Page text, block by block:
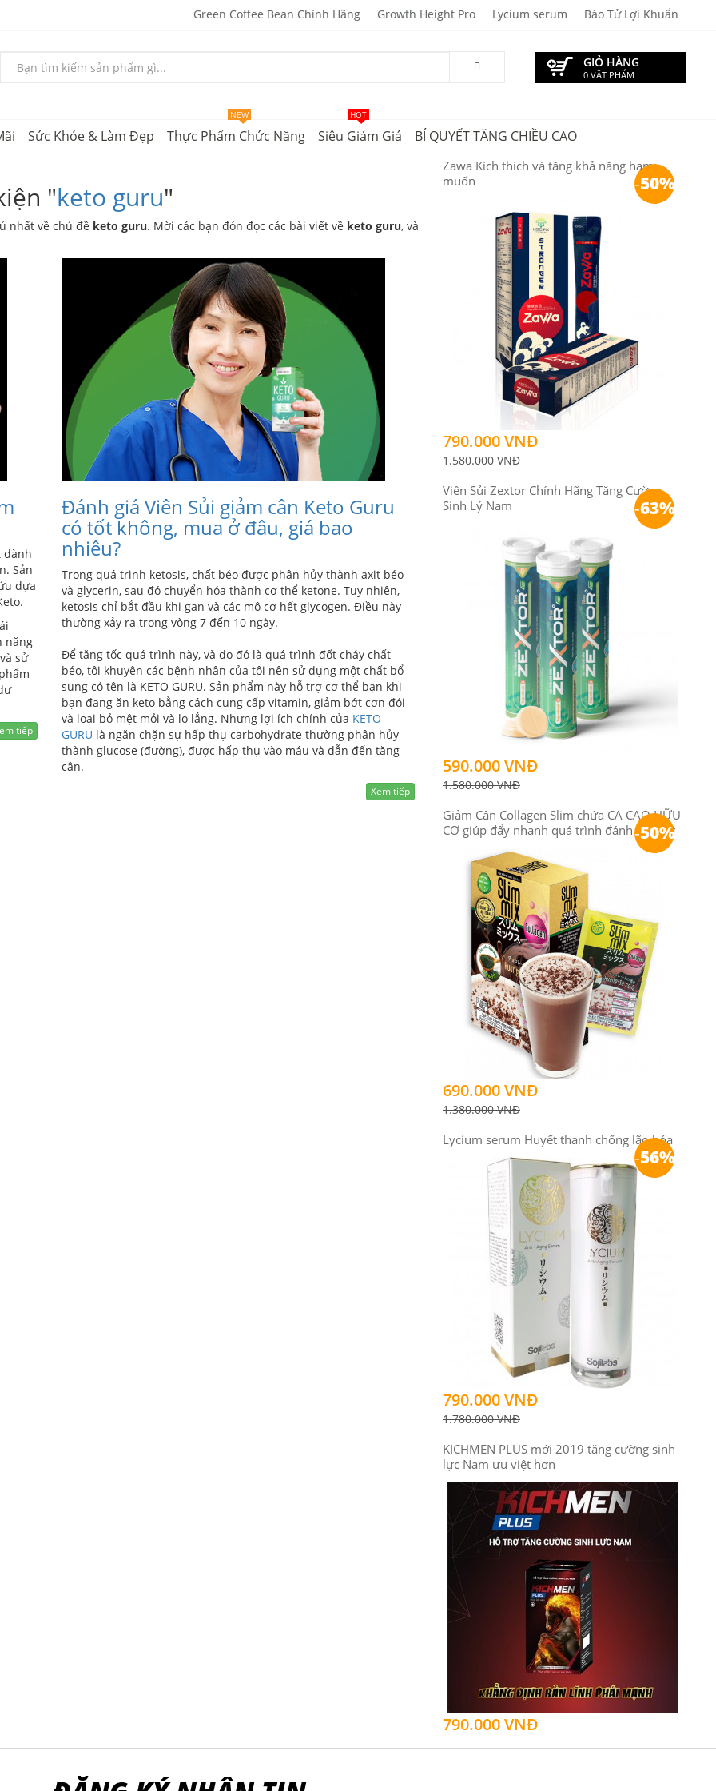
Green Coffee Bean Chính Hãng Growth Height Pro Lycium serum Bào Tử Lợi Khuẩn
GIỎ HÀNG
0 VẬT PHẨM
Sức Khỏe & Làm Đẹp Thực Phẩm Chức Năng
NEW
Siêu Giảm Giá
HOT
BÍ QUYẾT TĂNG CHIỀU CAO
"keto guru"
nhất về chủ đề keto guru. Mời các bạn đón đọc các bài viết về keto guru, và
dành
Sản
dựa
năng
sử
tiếp
Đánh giá Viên Sủi giảm cân Keto Guru
có tốt không, mua ở đâu, giá bao
nhiêu?
Trong quá trình ketosis, chất béo được phân hủy thành axit béo
và glycerin, sau đó chuyển hóa thành cơ thể ketone. Tuy nhiên,
ketosis chỉ bắt đầu khi gan và các mô cơ hết glycogen. Điều này
thường xảy ra trong vòng 7 đến 10 ngày.
Để tăng tốc quá trình này, và do đó là quá trình đốt cháy chất
béo, tôi khuyên các bệnh nhân của tôi nên sử dụng một chất bổ
sung có tên là KETO GURU. Sản phẩm này hỗ trợ cơ thể bạn khi
bạn đang ăn keto bằng cách cung cấp vitamin, giảm bớt cơn đói
và loại bỏ mệt mỏi và lo lắng. Nhưng lợi ích chính của KETO
GURU là ngăn chặn sự hấp thụ carbohydrate thường phân hủy
thành glucose (đường), được hấp thụ vào máu và dẫn đến tăng
cân.
Xem tiếp
Zawa Kích thích và tăng khả năng ham
muốn
790.000 VNĐ
1.580.000 VNĐ
-50%
Viên Sủi Zextor Chính Hãng Tăng Cường
Sinh Lý Nam
590.000 VNĐ
1.580.000 VNĐ
-63%
Giảm Cân Collagen Slim chứa CA CAO HỮU
CƠ giúp đẩy nhanh quá trình đánh tan mỡ
690.000 VNĐ
1.380.000 VNĐ
-50%
Lycium serum Huyết thanh chống lão hóa
790.000 VNĐ
1.780.000 VNĐ
-56%
KICHMEN PLUS mới 2019 tăng cường sinh
lực Nam ưu việt hơn
790.000 VNĐ